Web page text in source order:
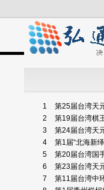
1 第25届台湾天
2
第19届台湾棋
3
第24届台湾天
4
第1届“北海新
5
第20届台湾国
6
第23届台湾天
7
第11届台湾中